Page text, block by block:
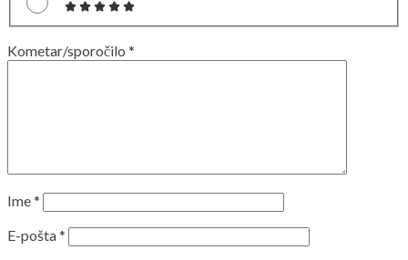
Kometar/sporočilo *
Ime*
E-pošta*